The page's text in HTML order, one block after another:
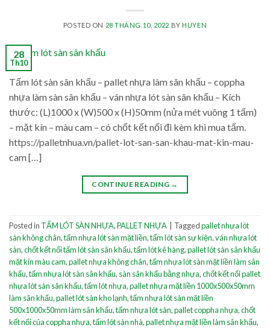
POSTED ON 28 THÁNG 10, 2022 BYHUYEN
28
Th10
Tấm lót sàn sân khấu – pallet nhựa làm sân khấu – coppha
nhựa làm sàn sân khấu – ván nhựa lót sàn sân khấu – Kích
thước: (L)1000 x (W)500 x (H)50mm (nửa mét vuông 1 tấm)
– mặt kín – màu cam – có chốt kết nối đi kèm khi mua tấm.
https://palletnhua.vn/pallet-lot-san-san-khau-mat-kin-mau-
cam […]
CONTINUE READING →
Posted in TẤM LÓT SÀN NHỰA,PALLET NHỰA Taggedpallet nhựa lót
sàn không chân,tấm nhựa lót sàn mặt liền,tấm lót sàn sự kiện,ván nhựa lót
sàn,chốt kết nối tấm lót sàn sân khấu,tấm lót kê hàng,pallet lót sàn sân khấu
mặt kín màu cam,pallet nhựa không chân,tấm nhựa lót sàn mặt liền làm sân
khấu,tấm nhựa lót sàn sân khấu, sàn sân khấu bằng nhựa,chốt kết nối pallet
nhựa lót sàn sân khấu,tấm lót nhựa,pallet nhựa mặt liền 1000x500x50mm
làm sân khấu,pallet lót sàn kho lạnh,tấm nhựa lót sàn mặt liền
500x1000x50mm làm sân khấu,tấm nhựa lót sàn,pallet coppha nhựa,chốt
kết nối của coppha nhựa,tấm lót sàn nhà,pallet nhựa mặt liền làm sân khấu,